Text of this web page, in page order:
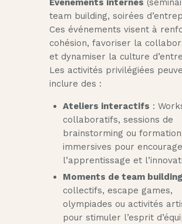
Événements internes
team building, soirées
Ces événements visent à
cohésion, favoriser la
et dynamiser la culture
Les activités privilégiées
inclure des :
Ateliers interactifs :
collaboratifs, sessions de
brainstorming ou
immersives pour
l’apprentissage et
Moments de team building
collectifs, escape games,
olympiades ou activités
pour stimuler l’esprit